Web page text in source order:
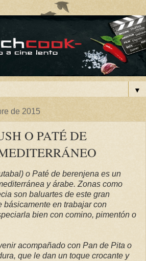
▼
de 2015
O PATÉ DE
o Paté de berenjena es un
y árabe. Zonas como
son baluartes de este gran
básicamente en trabajar con
bien con comino, pimentón o
acompañado con Pan de Pita o
que le dan un toque crocante y